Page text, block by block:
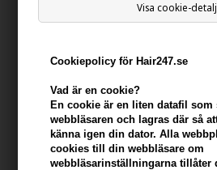
Visa cookie-
Cookiepolicy för Hair247.se
Vad är en cookie?
En cookie är en liten datafil som
webbläsaren och lagras där så
känna igen din dator. Alla
cookies till din webbläsare om
webbläsarinställningarna tillåter